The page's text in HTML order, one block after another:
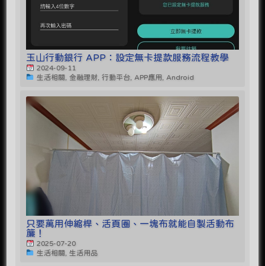
玉山行動銀行 APP：設定無卡提款服務流程教學
2024-09-11
生活相關, 金融理財, 行動平台, APP應用, Android
只要萬用伸縮桿、活頁圈、一塊布就能自製活動布
簾！
2025-07-20
生活相關, 生活用品